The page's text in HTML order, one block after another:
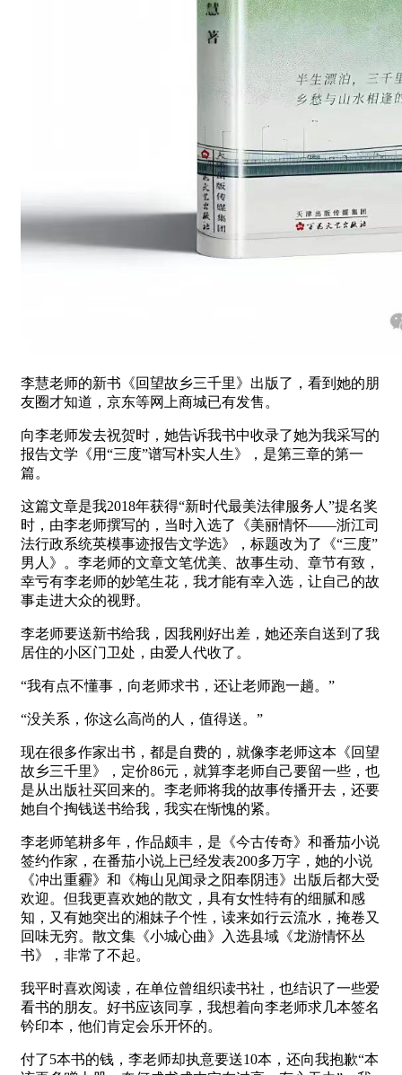
李慧老师的新书《回望故乡三千里》出版了，看到她的朋
友圈才知道，京东等网上商城已有发售。
向李老师发去祝贺时，她告诉我书中收录了她为我采写的
报告文学《用“三度”谱写朴实人生》，是第三章的第一
篇。
这篇文章是我2018年获得“新时代最美法律服务人”提名奖
时，由李老师撰写的，当时入选了《美丽情怀——浙江司
法行政系统英模事迹报告文学选》，标题改为了《“三度”
男人》。李老师的文章文笔优美、故事生动、章节有致，
幸亏有李老师的妙笔生花，我才能有幸入选，让自己的故
事走进大众的视野。
李老师要送新书给我，因我刚好出差，她还亲自送到了我
居住的小区门卫处，由爱人代收了。
“我有点不懂事，向老师求书，还让老师跑一趟。”
“没关系，你这么高尚的人，值得送。”
现在很多作家出书，都是自费的，就像李老师这本《回望
故乡三千里》，定价86元，就算李老师自己要留一些，也
是从出版社买回来的。李老师将我的故事传播开去，还要
她自个掏钱送书给我，我实在惭愧的紧。
李老师笔耕多年，作品颇丰，是《今古传奇》和番茄小说
签约作家，在番茄小说上已经发表200多万字，她的小说
《冲出重霾》和《梅山见闻录之阳奉阴违》出版后都大受
欢迎。但我更喜欢她的散文，具有女性特有的细腻和感
知，又有她突出的湘妹子个性，读来如行云流水，掩卷又
回味无穷。散文集《小城心曲》入选县域《龙游情怀丛
书》，非常了不起。
我平时喜欢阅读，在单位曾组织读书社，也结识了一些爱
看书的朋友。好书应该同享，我想着向李老师求几本签名
钤印本，他们肯定会乐开怀的。
付了5本书的钱，李老师却执意要送10本，还向我抱歉“本